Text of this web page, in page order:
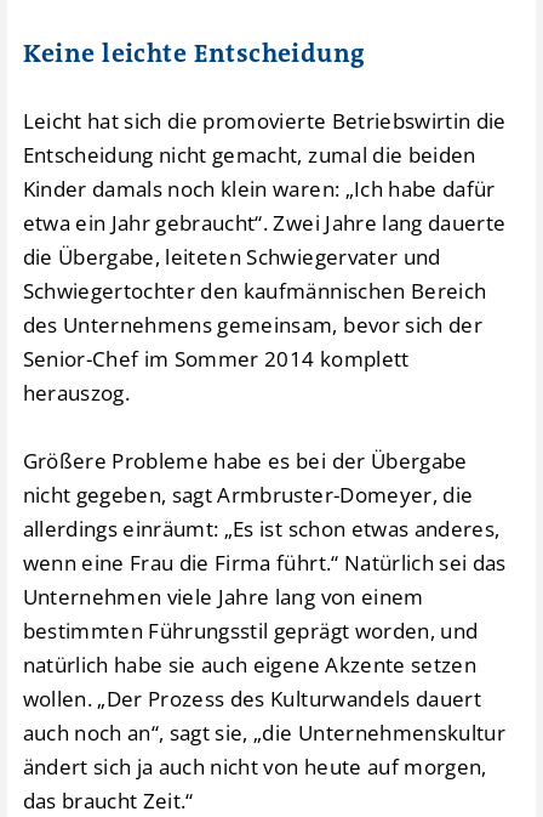
Keine leichte Entscheidung
Leicht hat sich die promovierte Betriebswirtin die
Entscheidung nicht gemacht, zumal die beiden
Kinder damals noch klein waren: „Ich habe dafür
etwa ein Jahr gebraucht“. Zwei Jahre lang dauerte
die Übergabe, leiteten Schwiegervater und
Schwiegertochter den kaufmännischen Bereich
des Unternehmens gemeinsam, bevor sich der
Senior-Chef im Sommer 2014 komplett
herauszog.
Größere Probleme habe es bei der Übergabe
nicht gegeben, sagt Armbruster-Domeyer, die
allerdings einräumt: „Es ist schon etwas anderes,
wenn eine Frau die Firma führt.“ Natürlich sei das
Unternehmen viele Jahre lang von einem
bestimmten Führungsstil geprägt worden, und
natürlich habe sie auch eigene Akzente setzen
wollen. „Der Prozess des Kulturwandels dauert
auch noch an“, sagt sie, „die Unternehmenskultur
ändert sich ja auch nicht von heute auf morgen,
das braucht Zeit.“